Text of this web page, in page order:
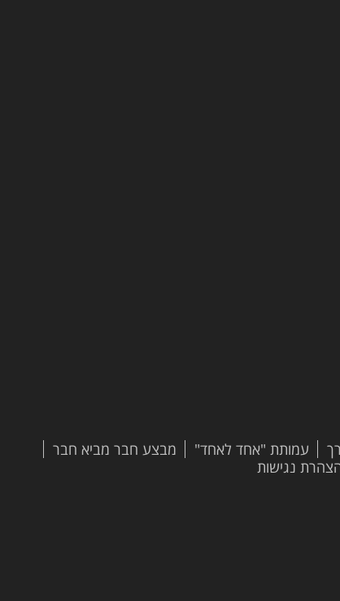
עמותת "אחד לאחד"
מבצע חבר מביא חבר
נגישות